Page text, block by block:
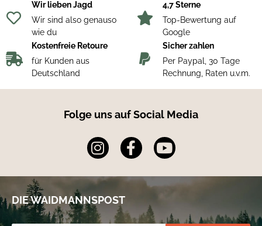
Wir lieben Jagd
Wir sind also genauso
wie du
4,7 Sterne
Top-Bewertung auf
Google
Kostenfreie Retoure
für Kunden aus
Deutschland
Sicher zahlen
Per Paypal, 30 Tage
Rechnung, Raten u.v.m.
Folge uns auf Social Media
DIE WAIDMANNSPOST